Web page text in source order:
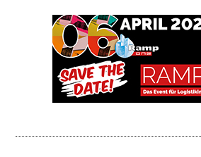
H
M